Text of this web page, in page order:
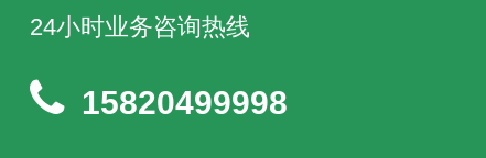
24小时业务咨询热线
15820499998